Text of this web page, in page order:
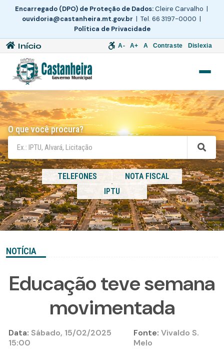
Encarregado (DPO) de Proteção de Dados:Cleire Carvalho |
ouvidoria@castanheira.mt.gov.br | Tel. 66 3197-0000 |
Política de Privacidade
Início A- A+ A Contraste Dislexia
O que você procura?
TELEFONES
NOTA FISCAL
IPTU
NOTÍCIA
Educação teve semana
movimentada
Data: Sábado, 15/02/2025
15:00
Fonte: Vivaldo S.
Melo